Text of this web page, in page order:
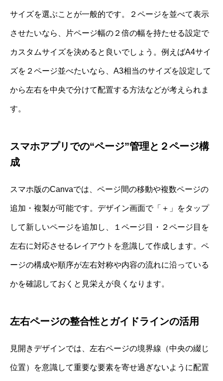
サイズを選ぶことが一般的です。２ページを並べて表示
させたいなら、片ページ幅の２倍の幅を持たせる設定で
カスタムサイズを決めると良いでしょう。例えばA4サイ
ズを２ページ並べたいなら、A3相当のサイズを設定して
から左右を中央で分けて配置する方法などが考えられま
す。
スマホアプリでの“ページ”管理と２ページ構
成
スマホ版のCanvaでは、ページ間の移動や複数ページの
追加・複製が可能です。デザイン画面で「＋」をタップ
して新しいページを追加し、１ページ目・２ページ目を
左右に対応させるレイアウトを意識して作成します。ペ
ージの構成や順序が左右対称や内容の流れに沿っている
かを確認しておくと見栄えが良くなります。
左右ページの整合性とガイドラインの活用
見開きデザインでは、左右ページの境界線（中央の綴じ
位置）を意識して重要な要素を寄せ過ぎないように配置